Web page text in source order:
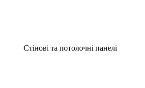
Стінові та потолочні панелі